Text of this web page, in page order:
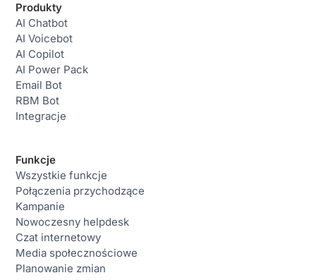
Produkty
AI Chatbot
AI Voicebot
AI Copilot
AI Power Pack
Email Bot
RBM Bot
Integracje
Funkcje
Wszystkie funkcje
Połączenia przychodzące
Kampanie
Nowoczesny helpdesk
Czat internetowy
Media społecznościowe
Planowanie zmian